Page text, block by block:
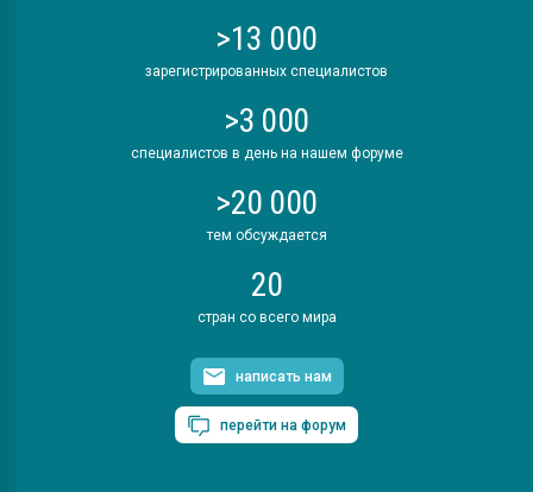
>13 000
зарегистрированных специалистов
>3 000
специалистов в день на нашем форуме
>20 000
тем обсуждается
20
стран со всего мира
написать нам
перейти на форум